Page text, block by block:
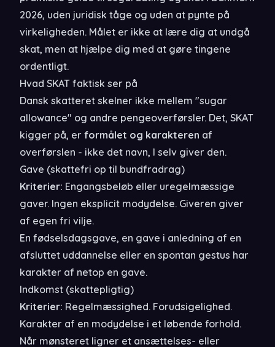
2026, uden juridisk tåge og uden at pynte på
virkeligheden. Målet er ikke at lære dig at undgå
skat, men at hjælpe dig med at gøre tingene
ordentligt.
Hvad SKAT faktisk ser på
Dansk skatteret skelner ikke mellem "sugar
allowance" og andre pengeoverførsler. Det, SKAT
kigger på, er formålet og karakteren af
overførslen - ikke det navn, I selv giver den.
Gave (skattefri op til bundfradrag)
Kriterier: Engangsbeløb eller uregelmæssige
gaver. Ingen eksplicit modydelse. Giveren giver
af egen fri vilje.
En fødselsdagsgave, en gave i anledning af en
afsluttet uddannelse eller en spontan gestus har
karakter af netop en gave.
Indkomst (skattepligtig)
Kriterier: Regelmæssighed. Forudsigelighed.
Karakter af en modydelse i et løbende forhold.
Når mønsteret ligner et ansættelses- eller